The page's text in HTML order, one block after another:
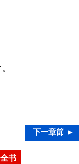
下一章節 ►
书